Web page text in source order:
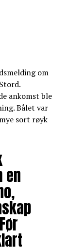
om
ankomst ble
Bålet var
sort røyk
en